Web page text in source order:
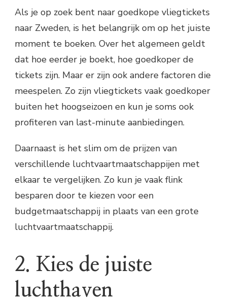
Als je op zoek bent naar goedkope vliegtickets
naar Zweden, is het belangrijk om op het juiste
moment te boeken. Over het algemeen geldt
dat hoe eerder je boekt, hoe goedkoper de
tickets zijn. Maar er zijn ook andere factoren die
meespelen. Zo zijn vliegtickets vaak goedkoper
buiten het hoogseizoen en kun je soms ook
profiteren van last-minute aanbiedingen.
Daarnaast is het slim om de prijzen van
verschillende luchtvaartmaatschappijen met
elkaar te vergelijken. Zo kun je vaak flink
besparen door te kiezen voor een
budgetmaatschappij in plaats van een grote
luchtvaartmaatschappij.
2. Kies de juiste
luchthaven